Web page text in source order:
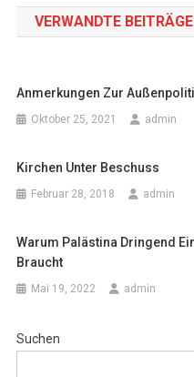
VERWANDTE BEITRÄGE
Anmerkungen Zur
Oktober 25, 2021 admin
Kirchen Unter Beschuss
Februar 28, 2018 admin
Warum Palästina Dringend
Braucht
Mai 19, 2022 admin
Suchen